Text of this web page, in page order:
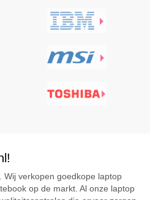
Wij verkopen goedkope laptop
op de markt. Al onze laptop